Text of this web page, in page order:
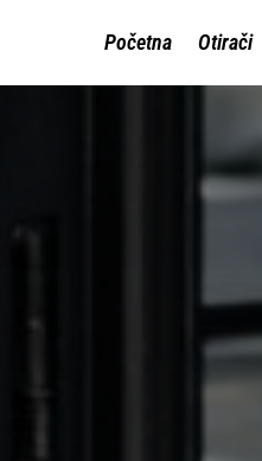
Početna Otirači